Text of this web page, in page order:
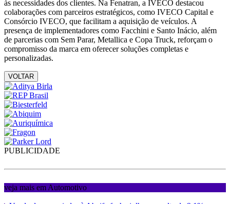
às necessidades dos clientes. Na Fenatran, a IVECO destacou
colaborações com parceiros estratégicos, como IVECO Capital e
Consórcio IVECO, que facilitam a aquisição de veículos. A
presença de implementadores como Facchini e Santo Inácio, além
de parcerias com Sem Parar, Metallica e Copa Truck, reforçam o
compromisso da marca em oferecer soluções completas e
personalizadas.
VOLTAR
PUBLICIDADE
veja mais em Automotivo